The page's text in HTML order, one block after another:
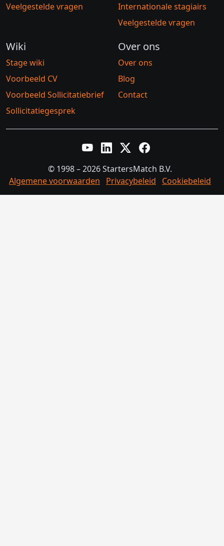
Veelgestelde vragen
Internationale stagiairs
Veelgestelde vragen
Wiki
Stage wiki
Voorbeeld CV
Voorbeeld Sollicitatiebrief
Sollicitatiegesprek
Over ons
Over ons
Blog
Contact
YouTubeLinkedInTwitter XFacebook
© 1998 – 2026 StartersMatch B.V.
Algemene voorwaarden
Privacybeleid Cookiebeleid